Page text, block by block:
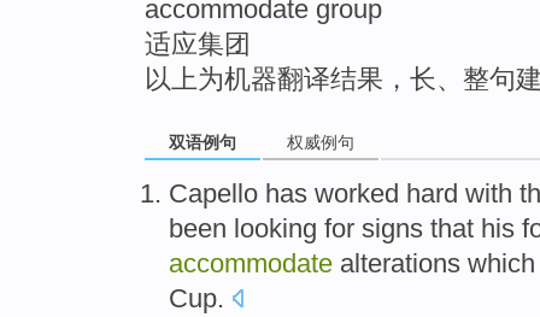
accommodate group
适应集团
以上为机器翻译结果，长、整句
双语例句 权威例句
Capello has worked hard with
been looking for signs that his
accommodate alterations which
Cup.